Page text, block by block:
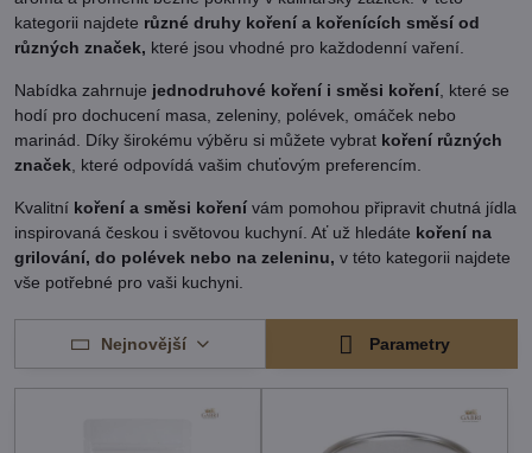
kategorii najdete různé druhy koření a kořenících směsí od
různých značek, které jsou vhodné pro každodenní vaření.
Nabídka zahrnuje jednodruhové koření i směsi koření , které se
hodí pro dochucení masa, zeleniny, polévek, omáček nebo
marinád. Díky širokému výběru si můžete vybrat koření různých
značek , které odpovídá vašim chuťovým preferencím.
Kvalitní koření a směsi koření vám pomohou připravit chutná jídla
inspirovaná českou i světovou kuchyní. Ať už hledáte koření na
grilování, do polévek nebo na zeleninu, v této kategorii najdete
vše potřebné pro vaši kuchyni.
Nejnovější Parametry